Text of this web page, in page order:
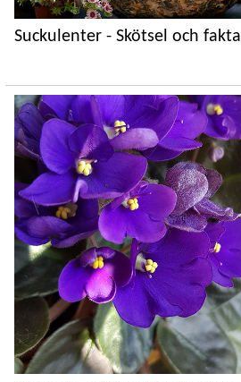
Suckulenter - Skötsel och fakta